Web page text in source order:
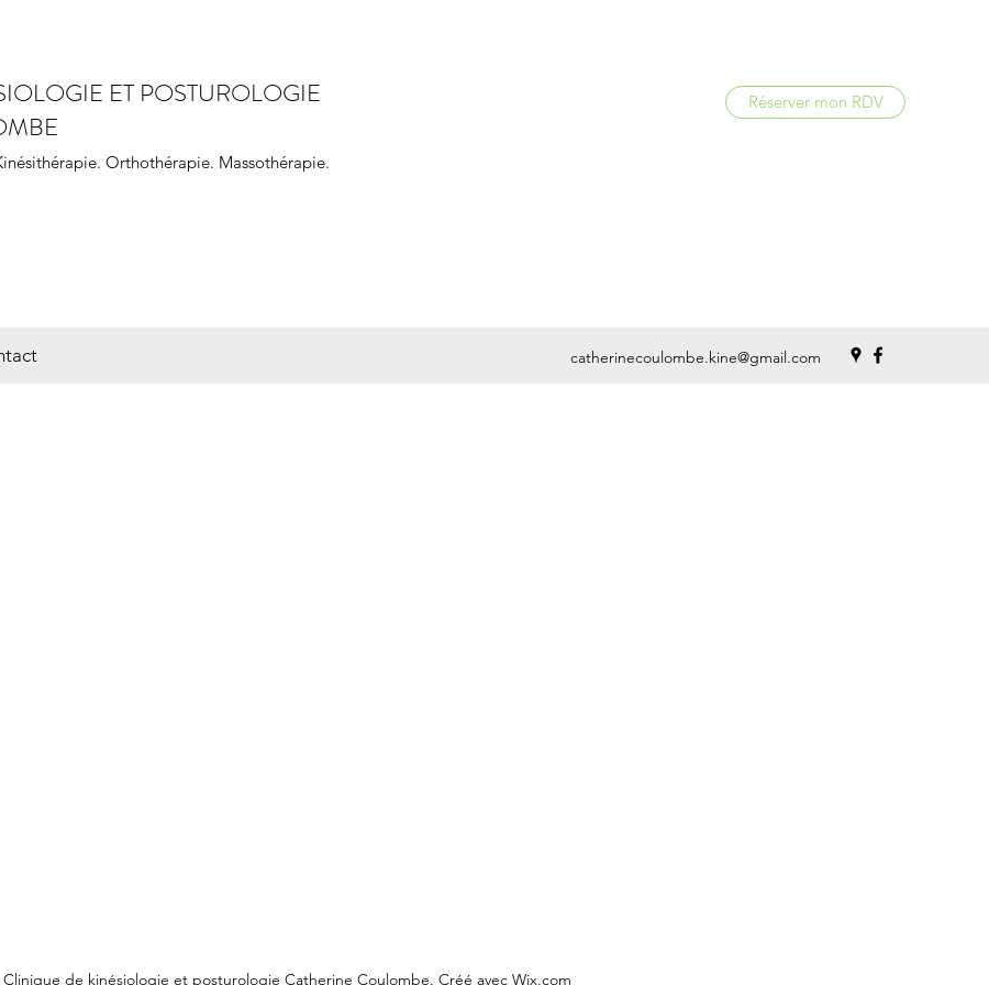
ET POSTUROLOGIE
Orthothérapie. Massothérapie.
Réserver mon RDV
catherinecoulombe.kine@gmail.com
de kinésiologie et posturologie Catherine Coulombe. Créé avec Wix.com